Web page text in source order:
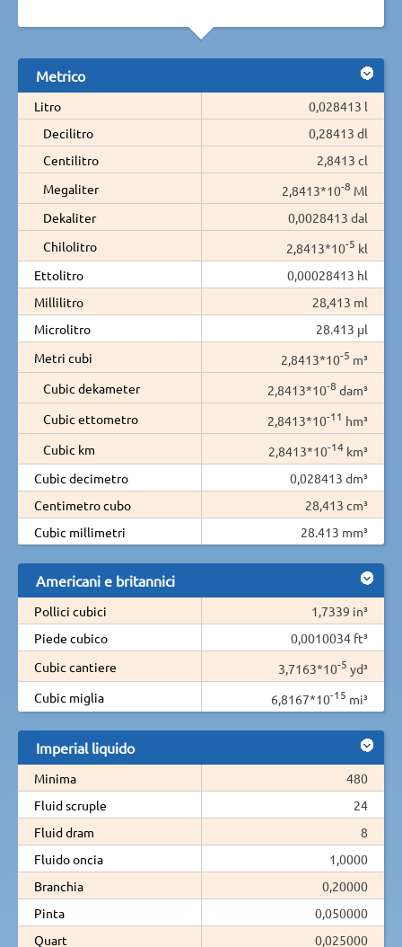
Metrico
Litro
0,028413 l
Decilitro
0,28413 dl
Centilitro
2,8413 cl
Megaliter
2,8413*10-8 Ml
Dekaliter
0,0028413 dal
Chilolitro
2,8413*10-5 kl
Ettolitro
0,00028413 hl
Millilitro
28,413 ml
Microlitro
28.413 µl
Metri cubi
2,8413*10-5 m³
Cubic dekameter
2,8413*10-8 dam³
Cubic ettometro
2,8413*10-11 hm³
Cubic km
2,8413*10-14 km³
Cubic decimetro
0,028413 dm³
Centimetro cubo
28,413 cm³
Cubic millimetri
28.413 mm³
Americani e britannici
Pollici cubici
1,7339 in³
Piede cubico
0,0010034 ft³
Cubic cantiere
3,7163*10-5 yd³
Cubic miglia
6,8167*10-15 mi³
Imperial liquido
Minima
480
Fluid scruple
24
Fluid dram
8
Fluido oncia
1,0000
Branchia
0,20000
Pinta
0,050000
Quart
0,025000